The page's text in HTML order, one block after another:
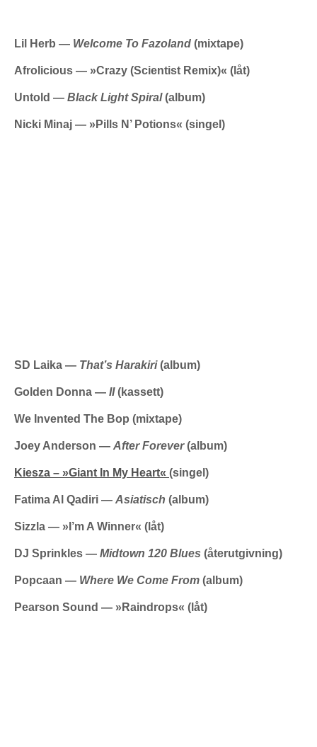
Lil Herb — Welcome To Fazoland (mixtape)
Afrolicious — »Crazy (Scientist Remix)« (låt)
Untold — Black Light Spiral(album)
Nicki Minaj — »Pills N’ Potions« (singel)
SD Laika — That’s Harakiri(album)
Golden Donna — II(kassett)
We Invented The Bop (mixtape)
Joey Anderson — After Forever(album)
Kiesza – »Giant In My Heart« (singel)
Fatima Al Qadiri — Asiatisch (album)
Sizzla — » I’m A Winner« (låt)
DJ Sprinkles — Midtown 120 Blues (återutgivning)
Popcaan — Where We Come From (album)
Pearson Sound — »Raindrops« (låt)